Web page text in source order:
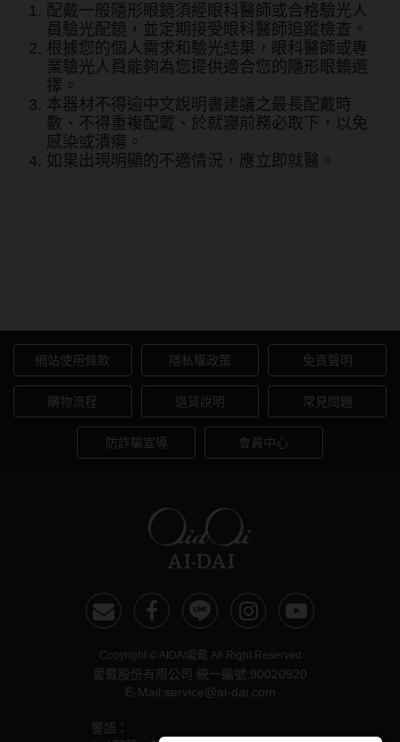
配戴一般隱形眼鏡須經眼科醫師或合格驗光人
員驗光配鏡，並定期接受眼科醫師追蹤檢查。
根據您的個人需求和驗光結果，眼科醫師或專
業驗光人員能夠為您提供適合您的隱形眼鏡選
擇。
本器材不得逾中文說明書建議之最長配戴時
數、不得重複配戴、於就寢前務必取下，以免
感染或潰瘍。
如果出現明顯的不適情況，應立即就醫。
網站使用條款 隱私權政策 免責聲明
購物流程 退貨說明 常見問題
防詐騙宣導 會員中心
Copyright © AIDAI愛戴 All Right Reserved
愛戴股份有限公司 統一編號:90020920
E-Mail:service@ai-dai.com
警語：